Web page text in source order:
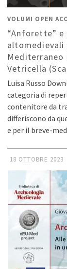
VOLUMI OPEN
“Anforette”
altomedievali
Vetricella
Luisa Russo
categoria di
contenitore da
differiscono da
e per il breve-
18 OTTOBRE 2023